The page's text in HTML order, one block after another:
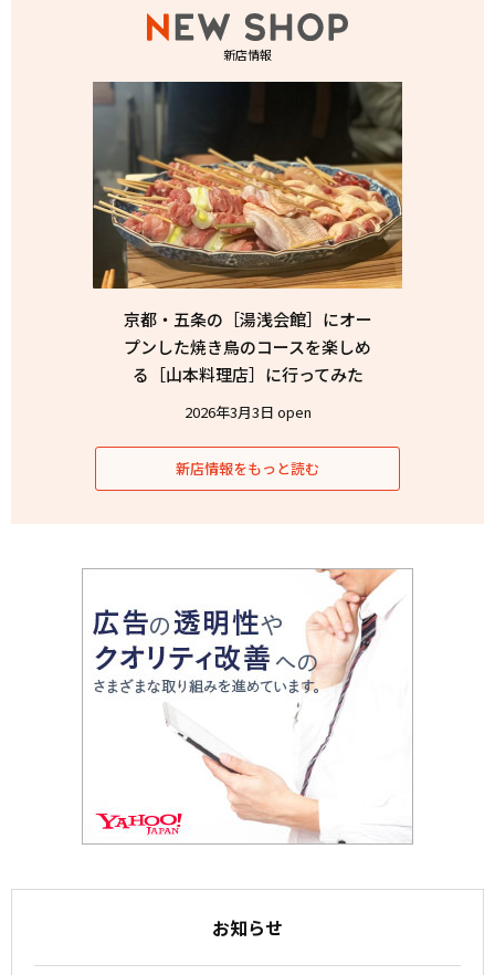
新店情報
京都・五条の［湯浅会館］にオー
プンした焼き鳥のコースを楽しめ
る［山本料理店］に行ってみた
2026年3月3日 open
新店情報をもっと読む
お知らせ